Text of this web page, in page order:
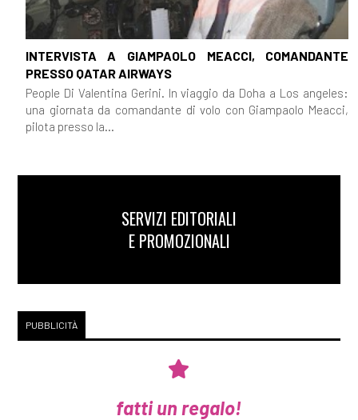
INTERVISTA A GIAMPAOLO MEACCI, COMANDANTE
PRESSO QATAR AIRWAYS
People Di Valentina Gerini. In viaggio da Doha a Los angeles:
una giornata da comandante di volo con Giampaolo Meacci,
pilota presso la...
SERVIZI EDITORIALI
E PROMOZIONALI
PUBBLICITÀ
fatti un regalo!